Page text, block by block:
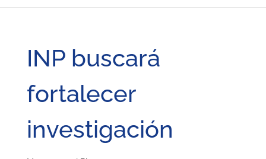
INP buscará
fortalecer
investigación